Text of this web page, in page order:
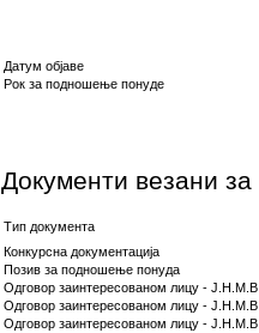
Датум објаве
Рок за подношење понуде
Документи везани за
Тип документа
Конкурсна документација
Позив за подношење понуда
Одговор заинтересованом лицу -
Одговор заинтересованом лицу -
Одговор заинтересованом лицу -